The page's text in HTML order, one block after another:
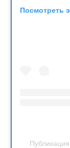
Посмотреть